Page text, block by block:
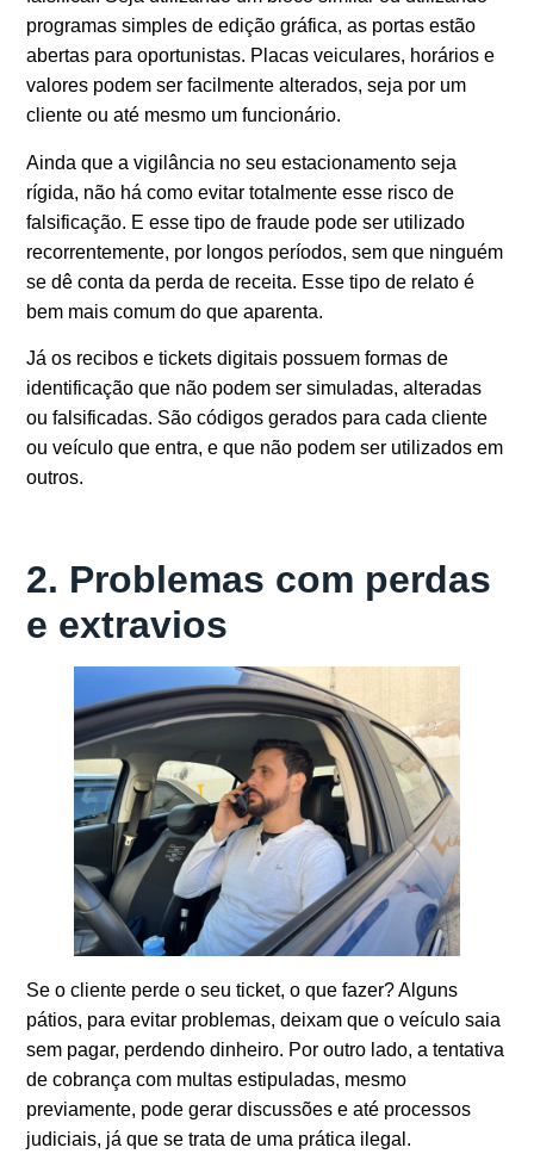
programas simples de edição gráfica, as portas estão
abertas para oportunistas. Placas veiculares, horários e
valores podem ser facilmente alterados, seja por um
cliente ou até mesmo um funcionário.
Ainda que a vigilância no seu estacionamento seja
rígida, não há como evitar totalmente esse risco de
falsificação. E esse tipo de fraude pode ser utilizado
recorrentemente, por longos períodos, sem que ninguém
se dê conta da perda de receita. Esse tipo de relato é
bem mais comum do que aparenta.
Já os recibos e tickets digitais possuem formas de
identificação que não podem ser simuladas, alteradas
ou falsificadas. São códigos gerados para cada cliente
ou veículo que entra, e que não podem ser utilizados em
outros.
2. Problemas com perdas
e extravios
Se o cliente perde o seu ticket, o que fazer? Alguns
pátios, para evitar problemas, deixam que o veículo saia
sem pagar, perdendo dinheiro. Por outro lado, a tentativa
de cobrança com multas estipuladas, mesmo
previamente, pode gerar discussões e até processos
judiciais, já que se trata de uma prática ilegal.